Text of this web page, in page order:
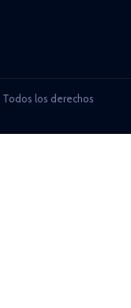
los derechos